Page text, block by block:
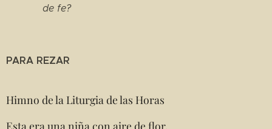
de fe?
PARA REZAR
Himno de la Liturgia de las Horas
Esta era una niña con aire de flor,